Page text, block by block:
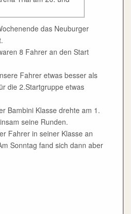
das Neuburger
8 Fahrer an den Start
Fahrer etwas besser als
die 2.Startgruppe etwas
Bambini Klasse drehte am 1.
seine Runden.
Fahrer in seiner Klasse an
Sonntag fand sich dann aber